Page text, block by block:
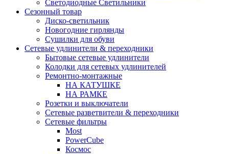
Светодиодные Светильники
Сезонный товар
Диско-светильник
Новогодние гирлянды
Сушилки для обуви
Сетевые удлинители & переходники
Бытовые сетевые удлинители
Колодки для сетевых удлинителей
Ремонтно-монтажные
НА КАТУШКЕ
НА РАМКЕ
Розетки и выключатели
Сетевые разветвители & переходники
Сетевые фильтры
Most
PowerCube
Космос